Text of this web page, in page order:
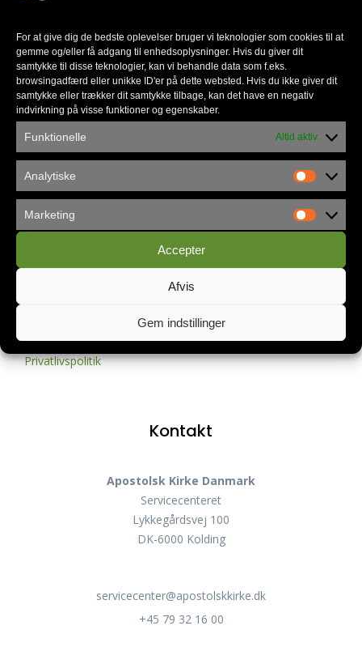
For at give dig de bedste oplevelser bruger vi teknologier som cookies til at
gemme og/eller få adgang til enhedsoplysninger. Hvis du giver dit
samtykke til disse teknologier, kan vi behandle data som f.eks.
browsingadfærd eller unikke ID'er på dette websted. Hvis du ikke giver dit
samtykke eller trækker dit samtykke tilbage, kan det have en negativ
indvirkning på visse funktioner og egenskaber.
Funktionelle Altid aktiv
Analytiske
Marketing
Accepter
Afvis
Gem indstillinger
Du kan finde playlisten her.
Nyhedsmail
E-mail*
Privatlivspolitik
Kontakt
Apostolsk Kirke Danmark
Servicecenteret
Lykkegårdsvej 100
DK-6000 Kolding
servicecenter@apostolskkirke.dk
+45 79 32 16 00